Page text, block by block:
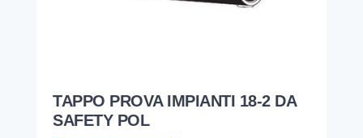
TAPPO PROVA IMPIANTI 18-2 DA
SAFETY POL